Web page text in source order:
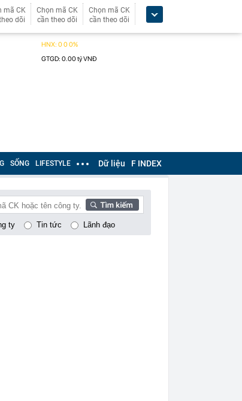
mã CK
dõi
Chọn mã CK
cần theo dõi
Chọn mã CK
cần theo dõi
SỐNG LIFESTYLE Dữ liệu F INDEX
ty Tin tức Lãnh đạo